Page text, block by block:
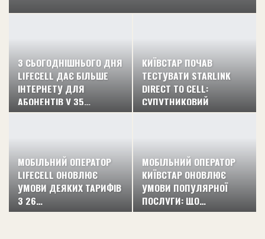
З СЬОГОДНІШНЬОГО ДНЯ
LIFECELL ДАЄ БІЛЬШЕ
ІНТЕРНЕТУ ДЛЯ
АБОНЕНТІВ У 35…
КИЇВСТАР ПОЧАВ
ТЕСТУВАТИ STARLINK
DIRECT TO CELL:
СУПУТНИКОВИЙ
ЗВ’ЯЗОК…
МОБІЛЬНИЙ ОПЕРАТОР
LIFECELL ОНОВЛЮЄ
УМОВИ ДЕЯКИХ ТАРИФІВ
З 26…
МОБІЛЬНИЙ ОПЕРАТОР
КИЇВСТАР ОНОВЛЮЄ
УМОВИ ПОПУЛЯРНОЇ
ПОСЛУГИ: ЩО…